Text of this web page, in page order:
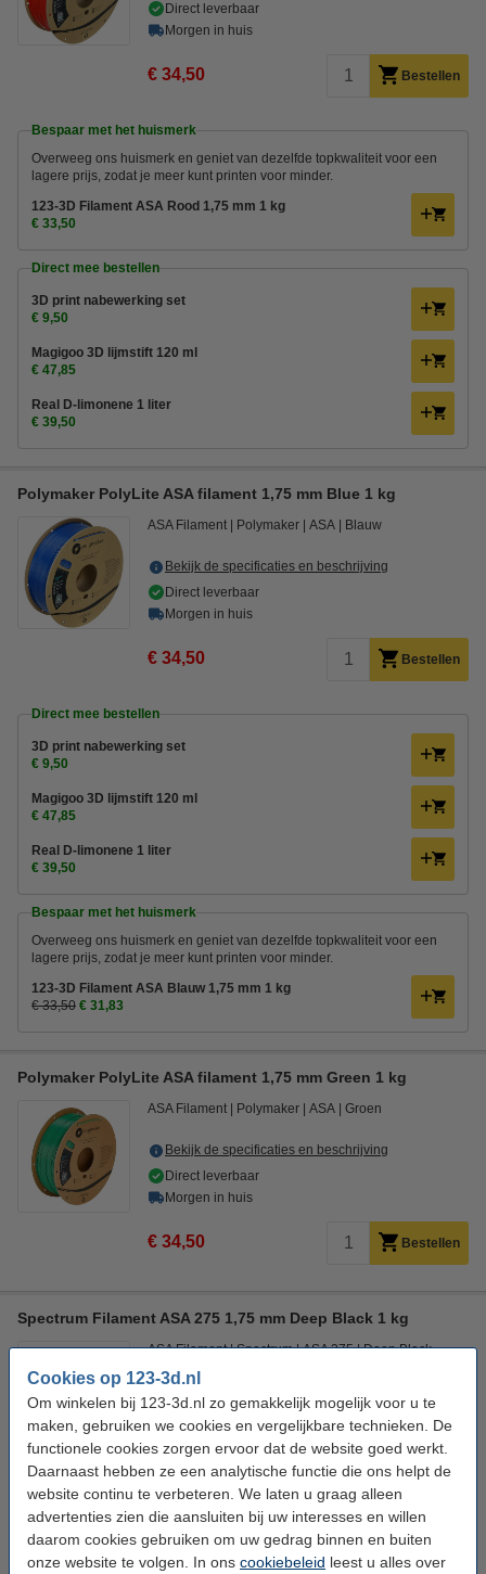
Cookies op 123-3d.nl
Om winkelen bij 123-3d.nl zo gemakkelijk mogelijk voor u te
maken, gebruiken we cookies en vergelijkbare technieken. De
functionele cookies zorgen ervoor dat de website goed werkt.
Daarnaast hebben ze een analytische functie die ons helpt de
website continu te verbeteren. We laten u graag alleen
advertenties zien die aansluiten bij uw interesses en willen
daarom cookies gebruiken om uw gedrag binnen en buiten
onze website te volgen. In ons cookiebeleid leest u alles over
Direct leverbaar
Morgen in huis
€ 34,50 Bestellen
Bespaar met het huismerk
Overweeg ons huismerk en geniet van dezelfde topkwaliteit voor een
lagere prijs, zodat je meer kunt printen voor minder.
123-3D Filament ASA Rood 1,75 mm 1 kg
€ 33,50
Direct mee bestellen
3D print nabewerking set
€ 9,50
Magigoo 3D lijmstift 120 ml
€ 47,85
Real D-limonene 1 liter
€ 39,50
Polymaker PolyLite ASA filament 1,75 mm Blue 1 kg
ASA Filament Polymaker ASA Blauw
Bekijk de specificaties en beschrijving
Direct leverbaar
Morgen in huis
€ 34,50 Bestellen
Direct mee bestellen
3D print nabewerking set
€ 9,50
Magigoo 3D lijmstift 120 ml
€ 47,85
Real D-limonene 1 liter
€ 39,50
Bespaar met het huismerk
Overweeg ons huismerk en geniet van dezelfde topkwaliteit voor een
lagere prijs, zodat je meer kunt printen voor minder.
123-3D Filament ASA Blauw 1,75 mm 1 kg
€ 33,50 € 31,83
Polymaker PolyLite ASA filament 1,75 mm Green 1 kg
ASA Filament Polymaker ASA Groen
Bekijk de specificaties en beschrijving
Direct leverbaar
Morgen in huis
€ 34,50 Bestellen
Spectrum Filament ASA 275 1,75 mm Deep Black 1 kg
ASA Filament Spectrum ASA 275 Deep Black
Direct leverbaar
€ 36,90 Bestellen
Bespaar met het huismerk